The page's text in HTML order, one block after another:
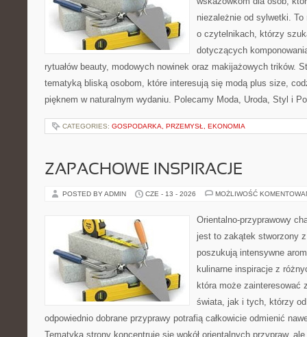
niezależnie od sylwetki.
o czytelnikach, którzy
dotyczących
rytuałów beauty, modowych nowinek oraz makijażowych trików.
tematyką bliską osobom, które interesują się modą plus size,
pięknem w naturalnym wydaniu. Polecamy Moda, Uroda, Styl i
CATEGORIES: GOSPODARKA, PRZEMYSŁ, EKONOMIA
ZAPACHOWE INSPIRACJE
POSTED BY ADMIN CZE - 13 - 2026 MOŻLIWOŚĆ
Orientalno-przyprawowy
jest to zakątek stworzony
poszukują intensywne
kulinarne inspiracje z
która może zainteresować
świata, jak i tych, którzy
odpowiednio dobrane przyprawy potrafią całkowicie odmienić
Tematyka strony koncentruje się wokół orientalnych przypraw,